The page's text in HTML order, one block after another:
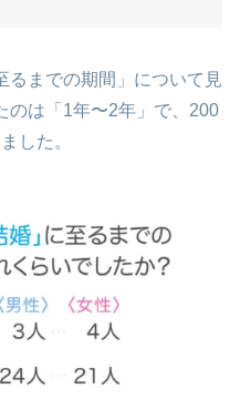
るまでの期間」について見
のは「1年〜2年」で、200
した。